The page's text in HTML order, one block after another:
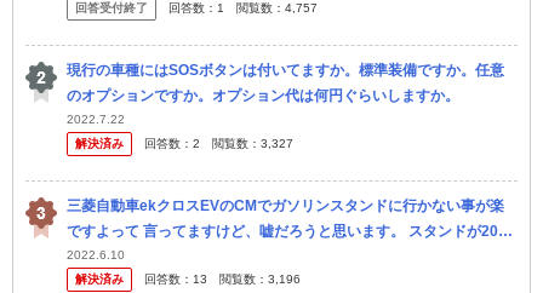
回答受付終了
回答数： 1 閲覧数： 4,757
現行の車種にはSOSボタンは付いてますか。標準装備ですか。任意
のオプションですか。オプション代は何円ぐらいしますか。
2022.7.22
解決済み
回答数： 2 閲覧数： 3,327
三菱自動車ekクロスEVのCMでガソリンスタンドに行かない事が楽
ですよって 言ってますけど、嘘だろうと思います。 スタンドが20ｋ
ｍ行かないとないような僻地の話かと疑います。 私の街は、一番近
い...
2022.6.10
解決済み
回答数： 13 閲覧数： 3,196